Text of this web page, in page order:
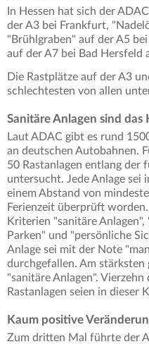
In Hessen hat sich der
der A3 bei Frankfurt,
"Brühlgraben" auf der A5
auf der A7 bei Bad Hersfeld
Die Rastplätze auf der A3
schlechtesten von allen
Sanitäre Anlagen sind
Laut ADAC gibt es rund
an deutschen Autobahnen.
50 Rastanlagen entlang der
untersucht. Jede Anlage sei
einem Abstand von
Ferienzeit überprüft
Kriterien "sanitäre Anlagen",
Parken" und "persönliche
Anlage sei mit der Note
durchgefallen. Am
"sanitäre Anlagen".
Rastanlagen seien in dieser
Kaum positive
Zum dritten Mal führte der